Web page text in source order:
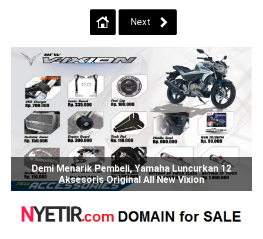
Next
Demi Menarik Pembeli, Yamaha Luncurkan 12
Aksesoris Original All New Vixion